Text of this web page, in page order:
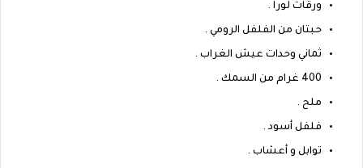
ورقات لورا .
حبتان من الفلفل الرومي .
ثماني وحدات عيش الغراب .
400 غرام من السمك .
ملح .
فلفل أسود .
توابل و أعشاب .